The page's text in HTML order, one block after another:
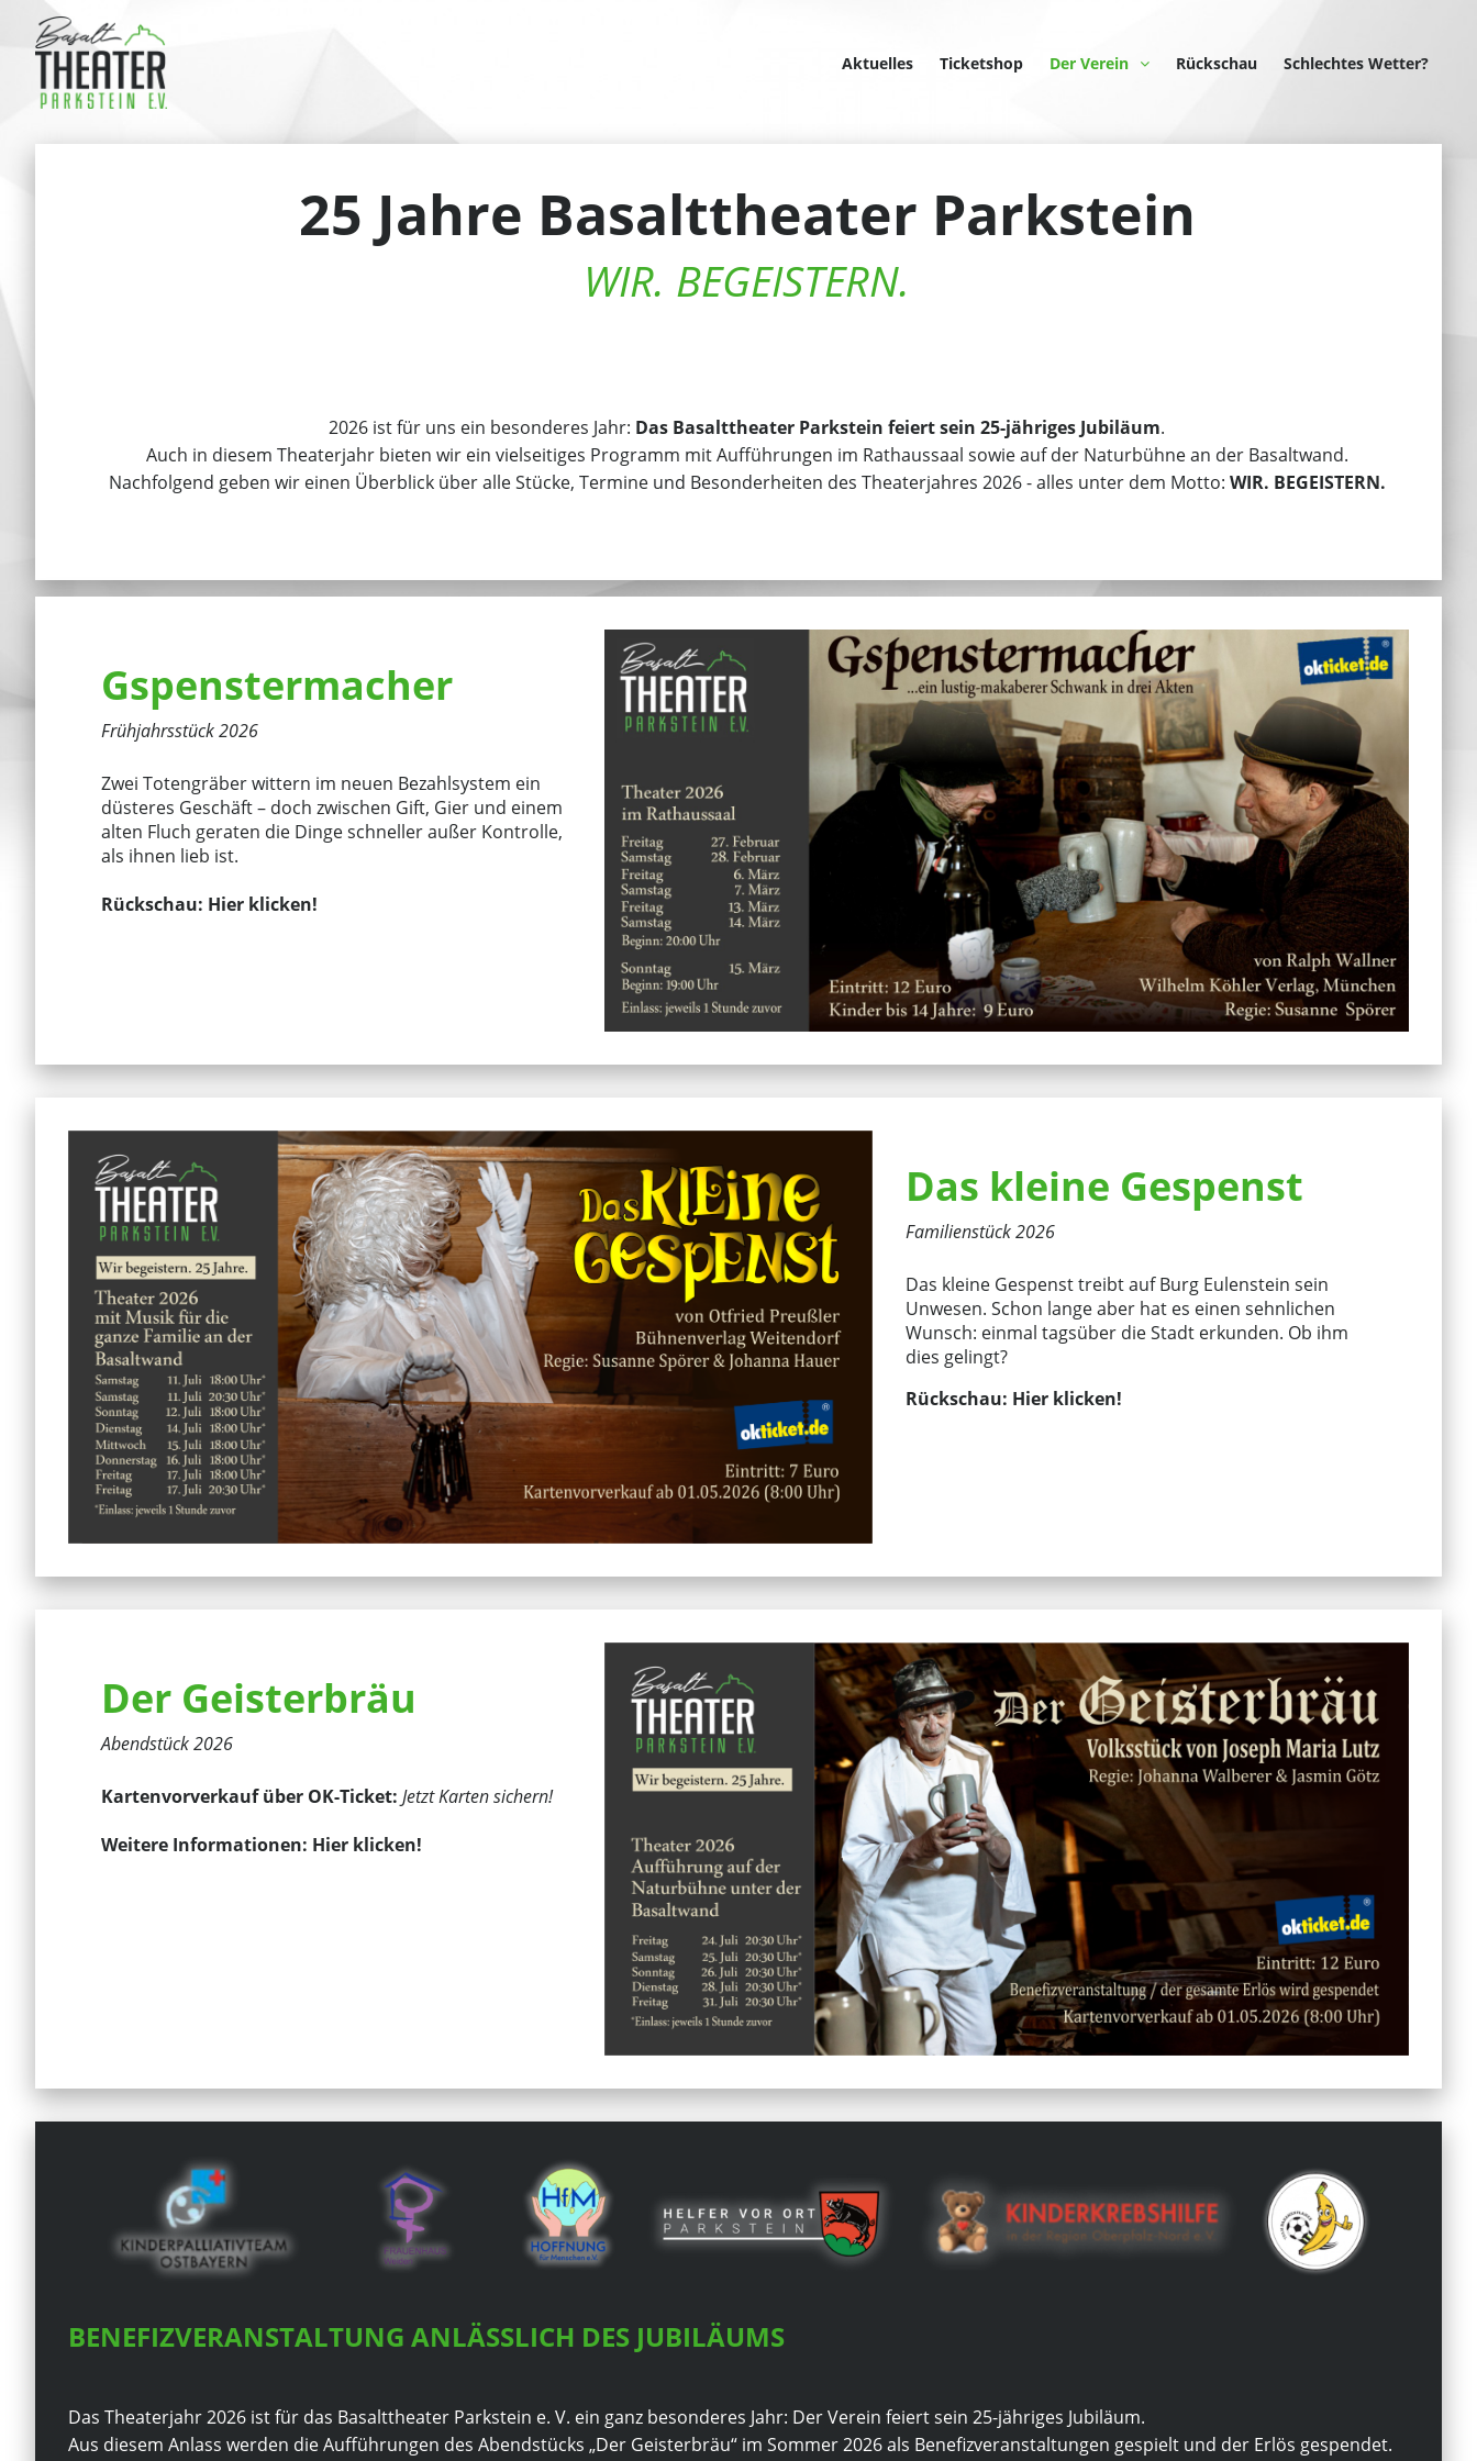
Aktuelles Ticketshop Der Verein Rückschau Schlechtes Wetter?
25 Jahre Basalttheater Parkstein
WIR. BEGEISTERN.
2026 ist für uns ein besonderes Jahr: Das Basalttheater Parkstein feiert sein 25-jähriges Jubiläum.
Auch in diesem Theaterjahr bieten wir ein vielseitiges Programm mit Aufführungen im Rathaussaal sowie auf der Naturbühne an der Basaltwand.
Nachfolgend geben wir einen Überblick über alle Stücke, Termine und Besonderheiten des Theaterjahres 2026 - alles unter dem Motto: WIR. BEGEISTERN.
Gspenstermacher
Frühjahrsstück 2026
Zwei Totengräber wittern im neuen Bezahlsystem ein
düsteres Geschäft – doch zwischen Gift, Gier und einem
alten Fluch geraten die Dinge schneller außer Kontrolle,
als ihnen lieb ist.
Rückschau: Hier klicken!
Das kleine Gespenst
Familienstück 2026
Das kleine Gespenst treibt auf Burg Eulenstein sein
Unwesen. Schon lange aber hat es einen sehnlichen
Wunsch: einmal tagsüber die Stadt erkunden. Ob ihm
dies gelingt?
Rückschau: Hier klicken!
Der Geisterbräu
Abendstück 2026
Kartenvorverkauf über OK-Ticket: Jetzt Karten sichern!
Weitere Informationen: Hier klicken!
BENEFIZVERANSTALTUNG ANLÄSSLICH DES JUBILÄUMS
Das Theaterjahr 2026 ist für das Basalttheater Parkstein e. V. ein ganz besonderes Jahr: Der Verein feiert sein 25-jähriges Jubiläum.
Aus diesem Anlass werden die Aufführungen des Abendstücks „Der Geisterbräu“ im Sommer 2026 als Benefizveranstaltungen gespielt und der Erlös gespendet.